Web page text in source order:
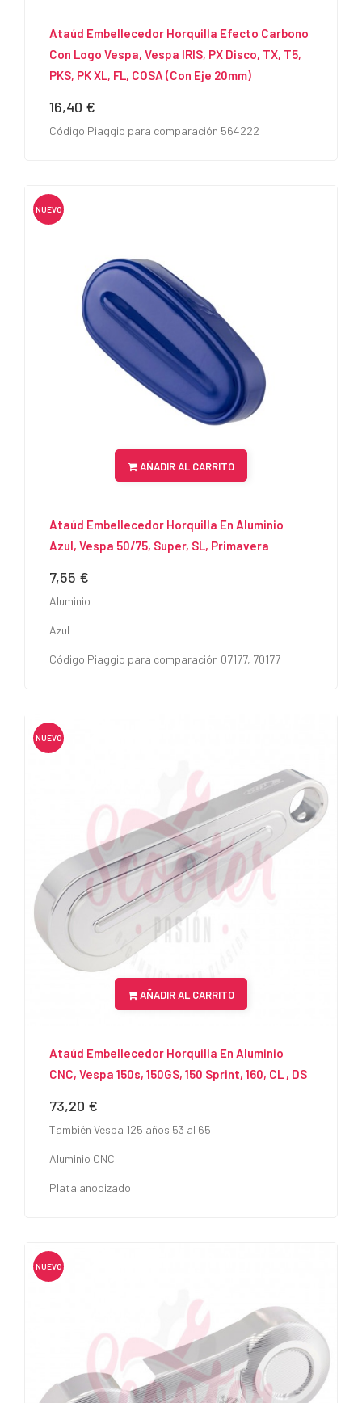
Ataúd Embellecedor Horquilla Efecto Carbono
Con Logo Vespa, Vespa IRIS, PX Disco, TX, T5,
PKS, PK XL, FL, COSA (con Eje 20mm)
Precio
16,40 €
Código Piaggio para comparación 564222
NUEVO
AÑADIR AL CARRITO
Ataúd Embellecedor Horquilla En Aluminio
Azul, Vespa 50/75, Super, SL, Primavera
Precio
7,55 €
Aluminio
Azul
Código Piaggio para comparación 07177, 70177
NUEVO
AÑADIR AL CARRITO
Ataúd Embellecedor Horquilla En Aluminio
CNC, Vespa 150s, 150GS, 150 Sprint, 160, CL , DS
Precio
73,20 €
También Vespa 125 años 53 al 65
Aluminio CNC
Plata anodizado
NUEVO